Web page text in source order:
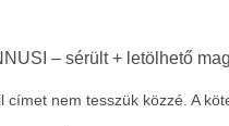
– sérült + letölhető
címet nem tesszük közzé. A